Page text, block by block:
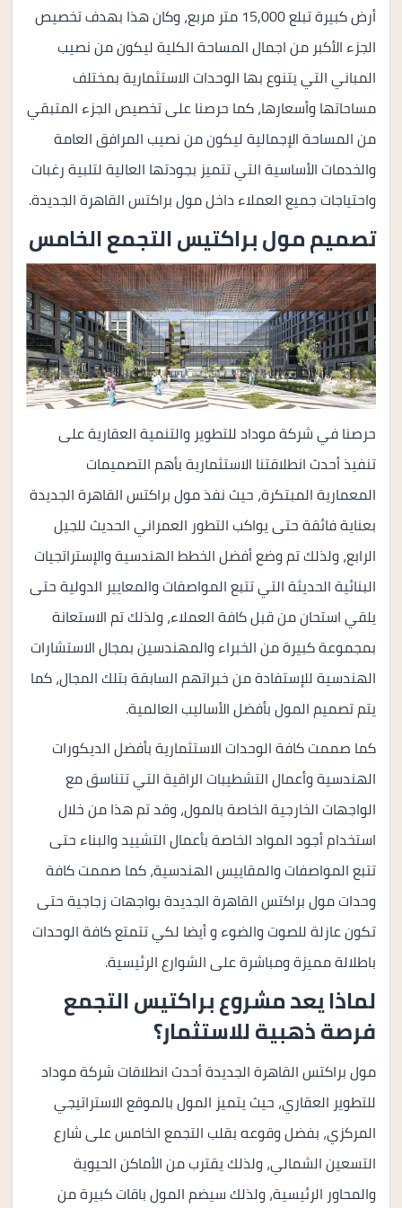
أرض كبيرة تبلع 15,000 متر مربع، وكان هذا بهدف تخصيص
الجزء الأكبر من اجمال المساحة الكلية ليكون من نصيب
المباني التي يتنوع بها الوحدات الاستثمارية بمختلف
مساحاتها وأسعارها، كما حرصنا على تخصيص الجزء المتبقي
من المساحة الإجمالية ليكون من نصيب المرافق العامة
والخدمات الأساسية التي تتميز بجودتها العالية لتلبية رغبات
واحتياجات جميع العملاء داخل مول براكتس القاهرة الجديدة.
تصميم مول براكتيس التجمع الخامس
حرصنا في شركة موداد للتطوير والتنمية العقارية على
تنفيذ أحدث انطلاقتنا الاستثمارية بأهم التصميمات
المعمارية المبتكرة، حيث نفذ مول براكتس القاهرة الجديدة
بعناية فائقة حتى يواكب التطور العمراني الحديث للجيل
الرابع، ولذلك تم وضع أفضل الخطط الهندسية والإستراتجيات
البنائية الحديثة التي تتبع المواصفات والمعايير الدولية حتى
يلقي استحان من قبل كافة العملاء، ولذلك تم الاستعانة
بمجموعة كبيرة من الخبراء والمهندسين بمجال الاستشارات
الهندسية للإستفادة من خبراتهم السابقة بتلك المجال، كما
يتم تصميم المول بأفضل الأساليب العالمية.
كما صممت كافة الوحدات الاستثمارية بأفضل الديكورات
الهندسية وأعمال التشطيبات الراقية التي تتناسق مع
الواجهات الخارجية الخاصة بالمول، وقد تم هذا من خلال
استخدام أجود المواد الخاصة بأعمال التشييد والبناء حتى
تتبع المواصفات والمقاييس الهندسية، كما صممت كافة
وحدات مول براكتس القاهرة الجديدة بواجهات زجاجية حتى
تكون عازلة للصوت والضوء و أيضا لكي تتمتع كافة الوحدات
باطلالة مميزة ومباشرة على الشوارع الرئيسية.
لماذا يعد مشروع براكتيس التجمع
فرصة ذهبية للاستثمار؟
مول براكتس القاهرة الجديدة أحدث انطلاقات شركة موداد
للتطوير العقاري، حيث يتميز المول بالموقع الاستراتيجي
المركزي، بفضل وقوعه بقلب التجمع الخامس على شارع
التسعين الشمالي، ولذلك يقترب من الأماكن الحيوية
والمحاور الرئيسية، ولذلك سيضم المول باقات كبيرة من